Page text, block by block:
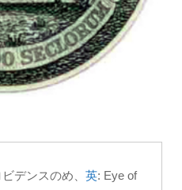
ビデンスのめ、 英: Eye of